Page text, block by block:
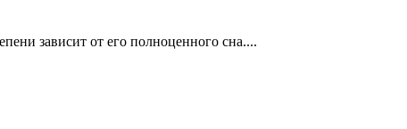
зависит от его полноценного сна....